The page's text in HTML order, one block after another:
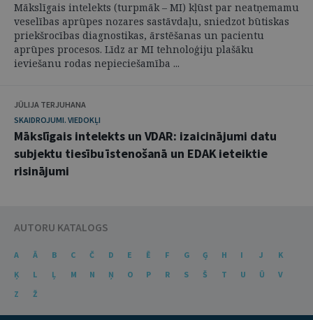
Mākslīgais intelekts (turpmāk – MI) kļūst par neatņemamu
veselības aprūpes nozares sastāvdaļu, sniedzot būtiskas
priekšrocības diagnostikas, ārstēšanas un pacientu
aprūpes procesos. Līdz ar MI tehnoloģiju plašāku
ieviešanu rodas nepieciešamība ...
JŪLIJA TERJUHANA
SKAIDROJUMI. VIEDOKĻI
Mākslīgais intelekts un VDAR: izaicinājumi datu
subjektu tiesību īstenošanā un EDAK ieteiktie
risinājumi
AUTORU KATALOGS
A Ā B C Č D E Ē F G Ģ H I J
K
Ķ
L Ļ M N Ņ O P R S Š T U Ū
V
Z
Ž